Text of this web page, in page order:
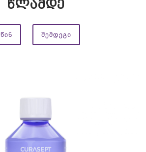
წლამდე
ᲬᲘᲜ ᲨᲔᲛᲓᲔᲒᲘ